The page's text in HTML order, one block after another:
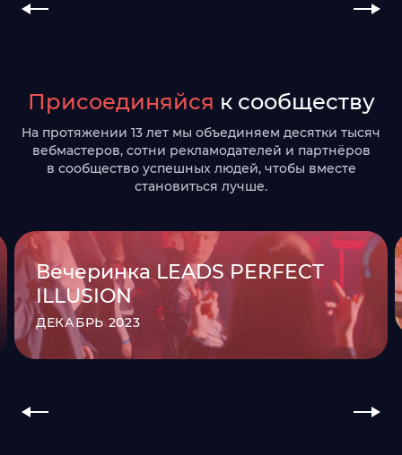
Присоединяйся к сообществу
На протяжении 13 лет мы объединяем десятки тысяч
вебмастеров, сотни рекламодателей и партнёров
в сообщество успешных людей, чтобы вместе
становиться лучше.
Вечеринка LEADS PERFECT
ILLUSION
ДЕКАБРЬ 2023